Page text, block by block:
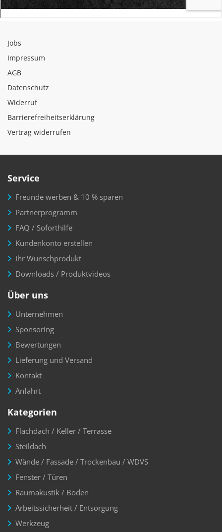
Jobs
Impressum
AGB
Datenschutz
Widerruf
Barrierefreiheitserklärung
Vertrag widerrufen
Service
Freunde werben & 10 % sparen
Partnerprogramm
FAQ / Soforthilfe
Kundenkonto erstellen
Ihr Wunschprodukt
Downloads / Produktvideos
Über uns
Unternehmen
Sponsoring
Bewertungen
Lieferung und Versand
Kontakt
Anfahrt
Kategorien
Flachdach / Keller / Terrasse
Steildach
Wände / Fassade / Trockenbau / WDVS
Fenster / Türen
Raumakustik / Boden
Arbeitssicherheit / Entsorgung
Werkzeug